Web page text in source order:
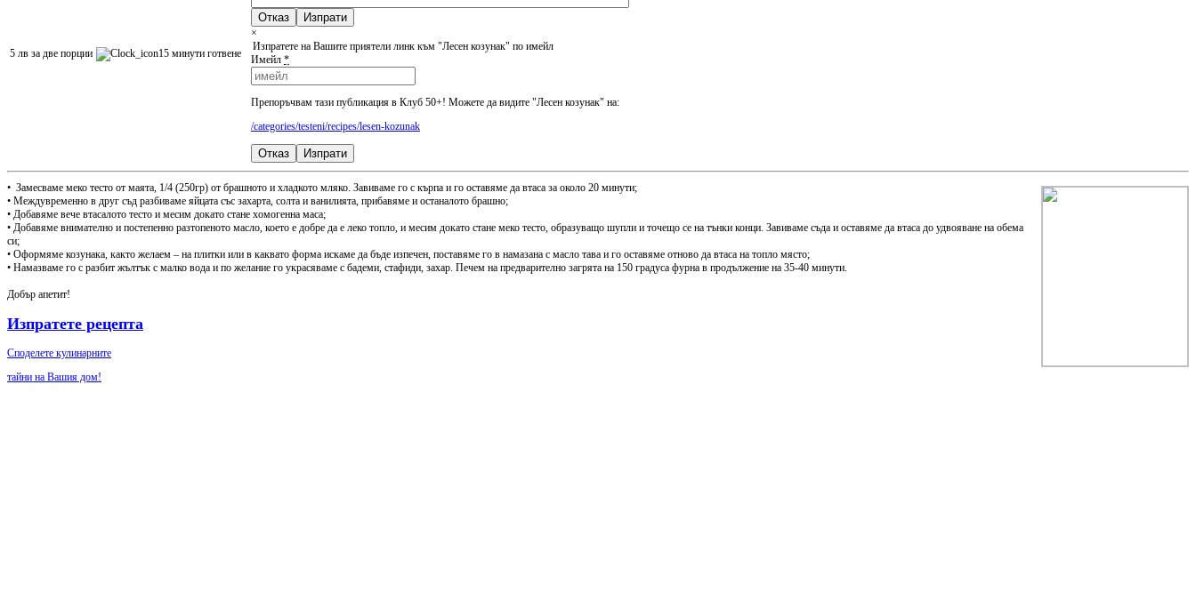
Отказ
×
Изпратете на Вашите приятели линк към "Лесен козунак" по имейл
Имейл *
Препоръчвам тази публикация в Клуб 50+! Можете да видите "Лесен козунак" на:
/categories/testeni/recipes/lesen-kozunak
Отказ Изпрати
5 лв за две порции 15 минути готвене
• Замесваме меко тесто от маята, 1/4 (250гр) от брашното и хладкото мляко. Завиваме го с кърпа и го оставяме да втаса за около 20 минути;
• Междувременно в друг съд разбиваме яйцата със захарта, солта и ванилията, прибавяме и останалото брашно;
• Добавяме вече втасалото тесто и месим докато стане хомогенна маса;
• Добавяме внимателно и постепенно разтопеното масло, което е добре да е леко топло, и месим докато стане меко тесто, образуващо шупли и точещо се на тънки конци. Завиваме съда и оставяме да втаса до удвояване на обема
си;
• Оформяме козунака, както желаем – на плитки или в каквато форма искаме да бъде изпечен, поставяме го в намазана с масло тава и го оставяме отново да втаса на топло място;
• Намазваме го с разбит жълтък с малко вода и по желание го украсяваме с бадеми, стафиди, захар. Печем на предварително загрята на 150 градуса фурна в продължение на 35-40 минути.
Добър апетит!
Изпратете рецепта
Споделете кулинарните
тайни на Вашия дом!